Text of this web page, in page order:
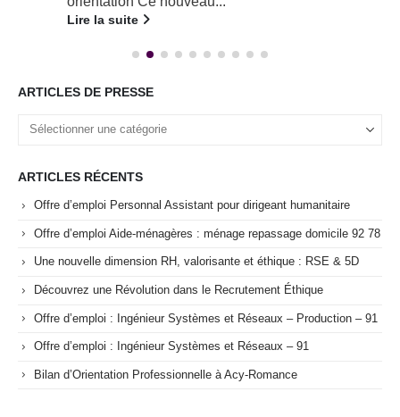
Lire la suite
ARTICLES DE PRESSE
ARTICLES RÉCENTS
Offre d’emploi Personnal Assistant pour dirigeant humanitaire
Offre d’emploi Aide-ménagères : ménage repassage domicile 92 78
Une nouvelle dimension RH, valorisante et éthique : RSE & 5D
Découvrez une Révolution dans le Recrutement Éthique
Offre d’emploi : Ingénieur Systèmes et Réseaux – Production – 91
Offre d’emploi : Ingénieur Systèmes et Réseaux – 91
Bilan d’Orientation Professionnelle à Acy-Romance